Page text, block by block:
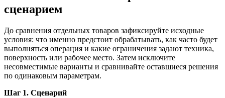
сценарием
До сравнения отдельных товаров зафиксируйте исходные
условия: что именно предстоит обрабатывать, как часто будет
выполняться операция и какие ограничения задают техника,
поверхность или рабочее место. Затем исключите
несовместимые варианты и сравнивайте оставшиеся решения
по одинаковым параметрам.
Шаг 1. Сценарий